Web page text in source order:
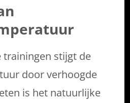
trainingen stijgt de
door verhoogde
is het natuurlijke